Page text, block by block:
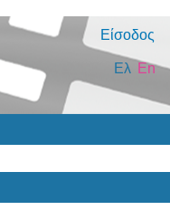
Είσοδος
En
Ελ